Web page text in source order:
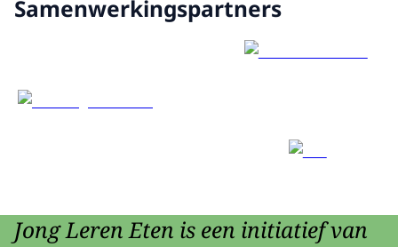
Samenwerkingspartners
Jong Leren Eten is een initiatief van